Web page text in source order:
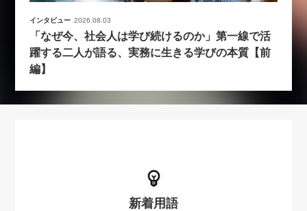
インタビュー 2026.08.03
「なぜ今、社会人は学び続けるのか」第一線で活
躍する二人が語る、実務に生きる学びの本質【前
編】
新着用語